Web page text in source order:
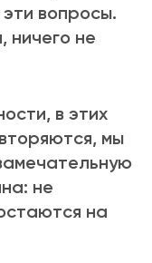
вопросы.
ничего не
в этих
мы
не
на